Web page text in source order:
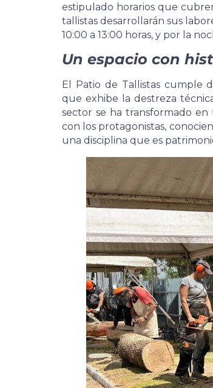
estipulado horarios que
tallistas desarrollarán sus
10:00 a 13:00 horas, y por la
Un espacio con
El Patio de Tallistas cumple
que exhibe la destreza
sector se ha transformado
con los protagonistas,
una disciplina que es